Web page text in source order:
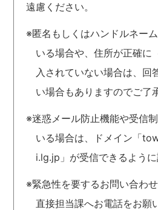
遠慮ください。
※匿名もしくはハンドルネー
いる場合や、住所が正確に
入されていない場合は、回
い場合もありますのでご了
※迷惑メール防止機能や受信
いる場合は、ドメイン「
i.lg.jp」が受信できるように
※緊急性を要するお問い合わ
直接担当課へお電話をお願